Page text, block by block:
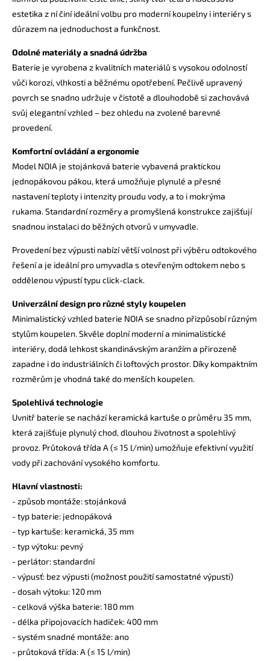
estetika z ní činí ideální volbu pro moderní koupelny i interiéry s
důrazem na jednoduchost a funkčnost.
Odolné materiály a snadná údržba
Baterie je vyrobena z kvalitních materiálů s vysokou odolností
vůči korozi, vlhkosti a běžnému opotřebení. Pečlivě upravený
povrch se snadno udržuje v čistotě a dlouhodobě si zachovává
svůj elegantní vzhled – bez ohledu na zvolené barevné
provedení.
Komfortní ovládání a ergonomie
Model NOIA je stojánková baterie vybavená praktickou
jednopákovou pákou, která umožňuje plynulé a přesné
nastavení teploty i intenzity proudu vody, a to i mokrýma
rukama. Standardní rozměry a promyšlená konstrukce zajišťují
snadnou instalaci do běžných otvorů v umyvadle.
Provedení bez výpusti nabízí větší volnost při výběru odtokového
řešení a je ideální pro umyvadla s otevřeným odtokem nebo s
oddělenou výpustí typu click-clack.
Univerzální design pro různé styly koupelen
Minimalistický vzhled baterie NOIA se snadno přizpůsobí různým
stylům koupelen. Skvěle doplní moderní a minimalistické
interiéry, dodá lehkost skandinávským aranžím a přirozeně
zapadne i do industriálních či loftových prostor. Díky kompaktním
rozměrům je vhodná také do menších koupelen.
Spolehlivá technologie
Uvnitř baterie se nachází keramická kartuše o průměru 35 mm,
která zajišťuje plynulý chod, dlouhou životnost a spolehlivý
provoz. Průtoková třída A (≤ 15 l/min) umožňuje efektivní využití
vody při zachování vysokého komfortu.
Hlavní vlastnosti:
- způsob montáže: stojánková
- typ baterie: jednopáková
- typ kartuše: keramická, 35 mm
- typ výtoku: pevný
- perlátor: standardní
- výpusť: bez výpusti (možnost použití samostatné výpusti)
- dosah výtoku: 120 mm
- celková výška baterie: 180 mm
- délka připojovacích hadiček: 400 mm
- systém snadné montáže: ano
- průtoková třída: A (≤ 15 l/min)